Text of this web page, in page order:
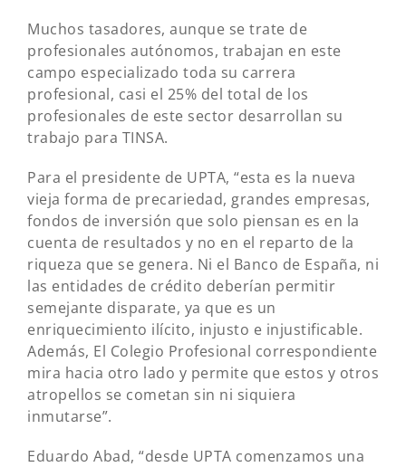
Muchos tasadores, aunque se trate de
profesionales autónomos, trabajan en este
campo especializado toda su carrera
profesional, casi el 25% del total de los
profesionales de este sector desarrollan su
trabajo para TINSA.
Para el presidente de UPTA, “esta es la nueva
vieja forma de precariedad, grandes empresas,
fondos de inversión que solo piensan es en la
cuenta de resultados y no en el reparto de la
riqueza que se genera. Ni el Banco de España, ni
las entidades de crédito deberían permitir
semejante disparate, ya que es un
enriquecimiento ilícito, injusto e injustificable.
Además, El Colegio Profesional correspondiente
mira hacia otro lado y permite que estos y otros
atropellos se cometan sin ni siquiera
inmutarse”.
Eduardo Abad, “desde UPTA comenzamos una